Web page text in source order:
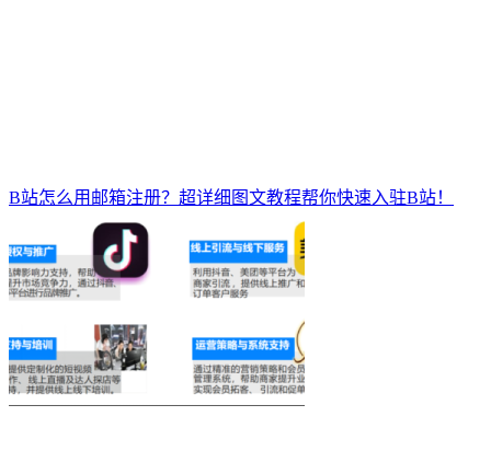
B站怎么用邮箱注册？超详细图文教程帮你快速入驻B站！